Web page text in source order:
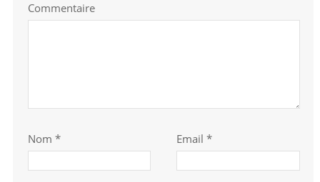
Commentaire
Nom * Email *